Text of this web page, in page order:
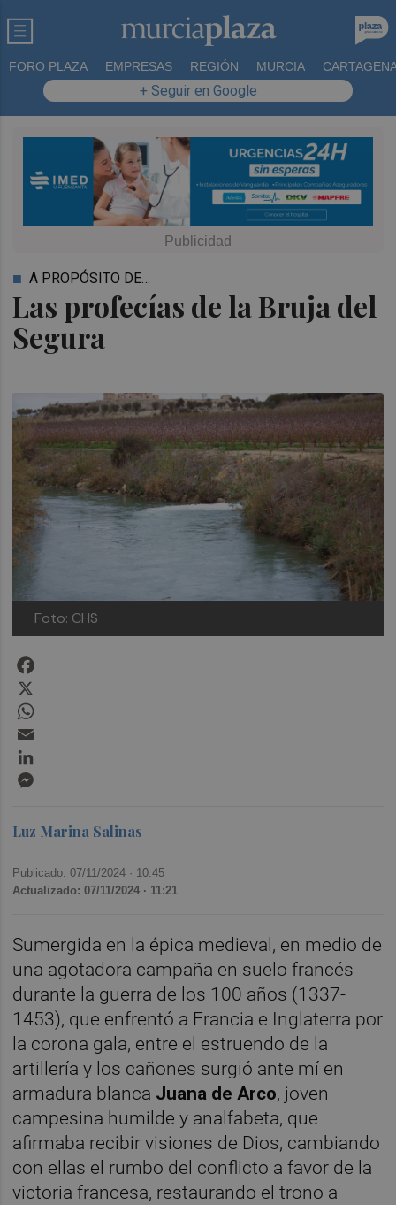
FORO PLAZA EMPRESAS REGIÓN MURCIA
+ Seguir en Google
Las profecías de la Bruja del
Segura
A PROPÓSITO DE…
Foto: CHS
Luz Marina Salinas
Publicado: 07/11/2024 · 10:45
Actualizado: 07/11/2024 · 11:21
Sumergida en la épica medieval, en medio de
una agotadora campaña en suelo francés
durante la guerra de los 100 años (1337-
1453), que enfrentó a Francia e Inglaterra por
la corona gala, entre el estruendo de la
artillería y los cañones surgió ante mí en
armadura blanca Juana de Arco, joven
campesina humilde y analfabeta, que
afirmaba recibir visiones de Dios, cambiando
con ellas el rumbo del conflicto a favor de la
victoria francesa, restaurando el trono a